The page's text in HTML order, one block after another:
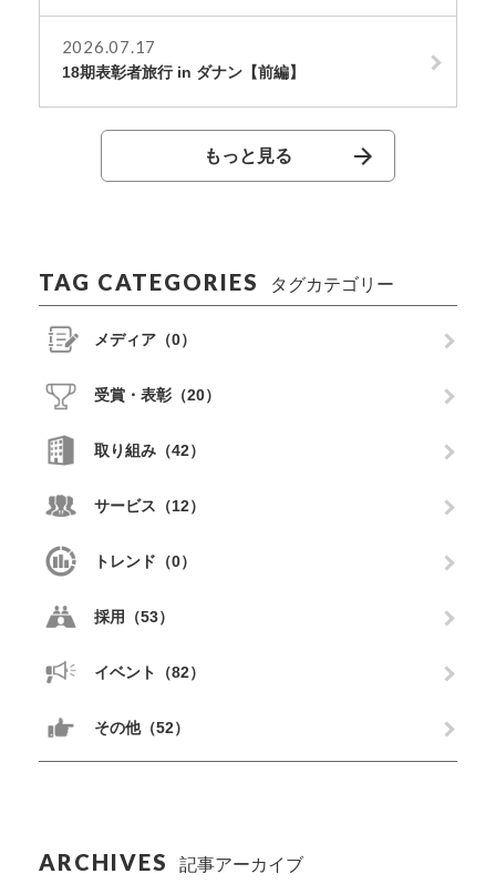
2026.07.17
18期表彰者旅行 in ダナン【前編】
もっと見る
TAG CATEGORIES タグカテゴリー
メディア（0）
受賞・表彰（20）
取り組み（42）
サービス（12）
トレンド（0）
採用（53）
イベント（82）
その他（52）
ARCHIVES 記事アーカイブ